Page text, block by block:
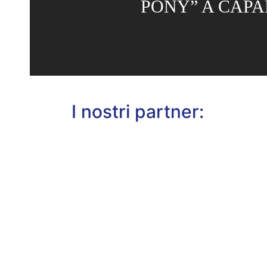
PONY” A
I nostri partner: